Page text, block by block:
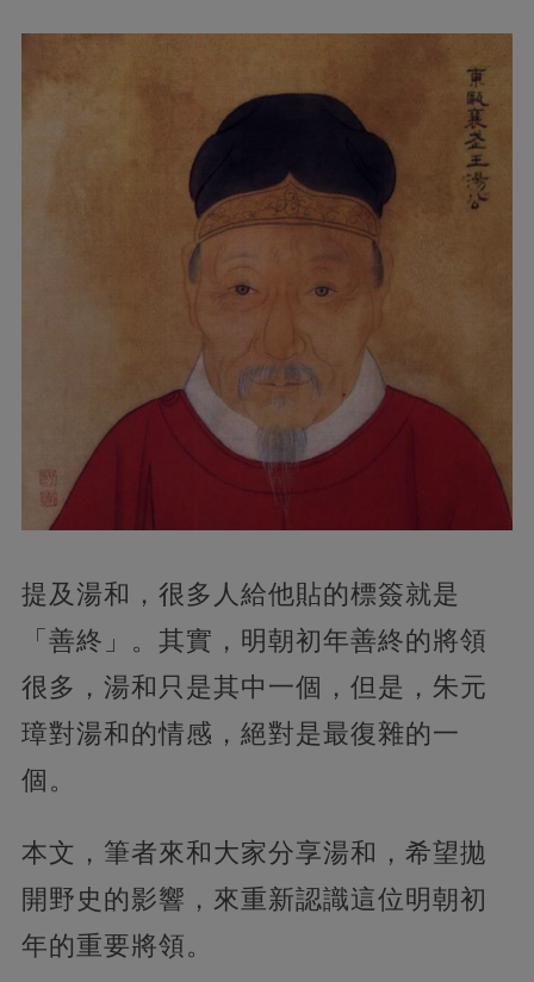
提及湯和，很多人給他貼的標簽就是
「善終」。其實，明朝初年善終的將領
很多，湯和只是其中一個，但是，朱元
璋對湯和的情感，絕對是最復雜的一
個。
本文，筆者來和大家分享湯和，希望拋
開野史的影響，來重新認識這位明朝初
年的重要將領。